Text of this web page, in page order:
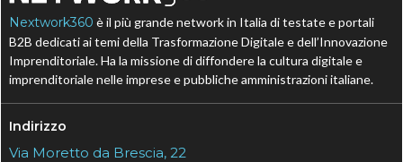
Nextwork360 è il più grande network in Italia di testate e portali
B2B dedicati ai temi della Trasformazione Digitale e dell’Innovazione
Imprenditoriale. Ha la missione di diffondere la cultura digitale e
imprenditoriale nelle imprese e pubbliche amministrazioni italiane.
Indirizzo
Via Moretto da Brescia, 22